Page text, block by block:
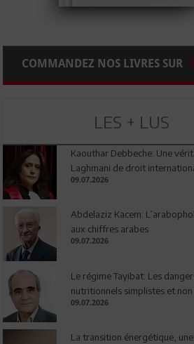
COMMANDEZ NOS LIVRES SUR
LES + LUS
Kaouthar Debbeche: Une
Laghmani de droit
09.07.2026
Abdelaziz Kacem:
aux chiffres arabes
09.07.2026
Le régime Tayibat: Les
nutritionnels simplistes et
09.07.2026
La transition énergétique,